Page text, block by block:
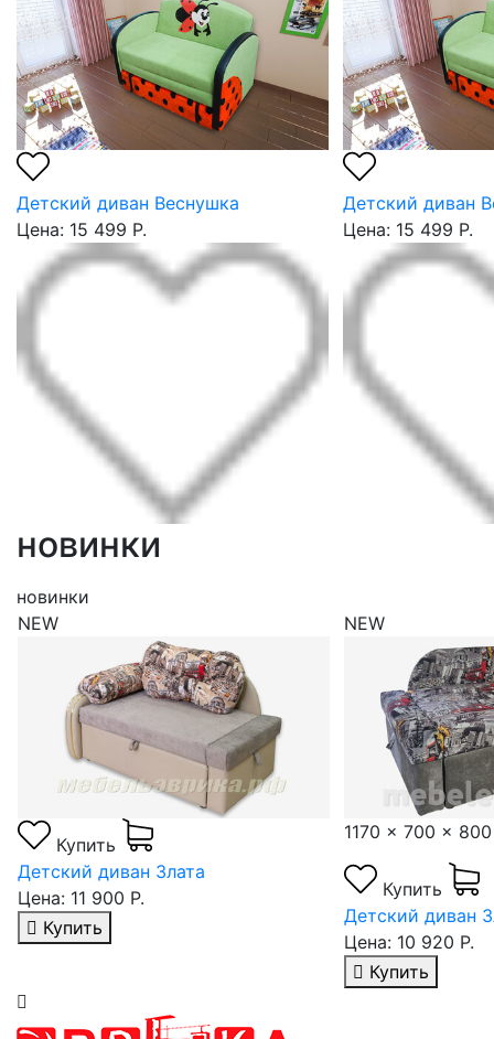
Детский диван Веснушка
Цена: 15 499 Р.
Детский диван
Цена: 15 499 Р.
новинки
новинки
NEW
Купить
Детский диван Злата
Цена: 11 900 Р.
Купить
NEW
1170 x 700 x 800
Купить
Детский диван
Цена: 10 920 Р.
Купить